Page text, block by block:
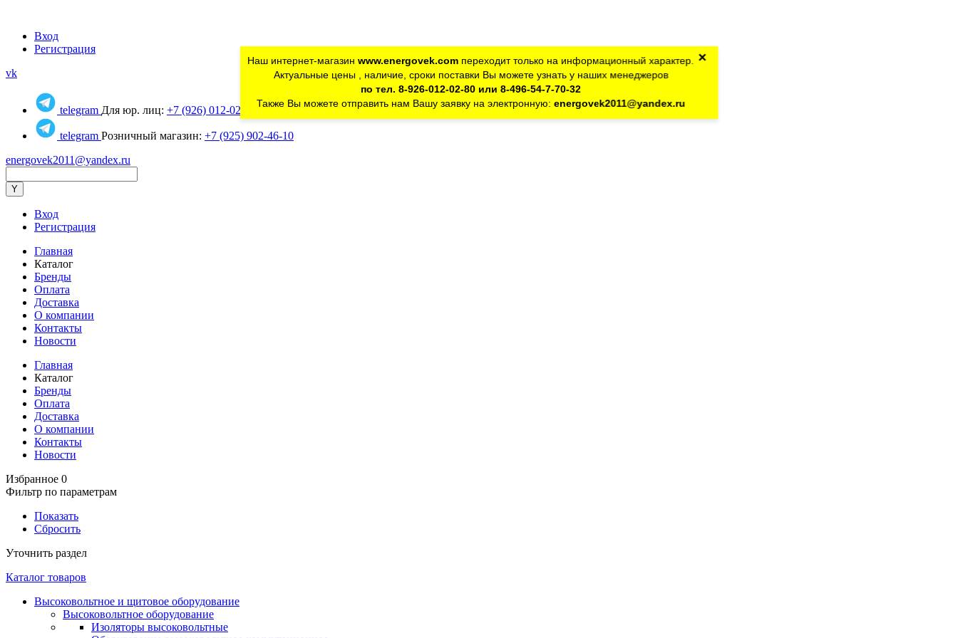
Вход
Регистрация
vk
telegram Для юр. лиц: +7 (926) 012-02-80
telegram Розничный магазин: +7 (925) 902-46-10
energovek2011@yandex.ru
Наш интернет-магазин www.energovek.comпереходит только на информационный характер.
Актуальные цены , наличие, сроки поставки Вы можете узнать у наших менеджеров
по тел. 8-926-012-02-80 или 8-496-54-7-70-32
Также Вы можете отправить нам Вашу заявку на электронную: energovek2011@yandex.ru
×
Вход
Регистрация
Главная
Каталог
Бренды
Оплата
Доставка
О компании
Контакты
Новости
Главная
Каталог
Бренды
Оплата
Доставка
О компании
Контакты
Новости
Избранное 0
Фильтр по параметрам
Показать
Сбросить
Уточнить раздел
Каталог товаров
Высоковольтное и щитовое оборудование
Высоковольтное оборудование
Изоляторы высоковольтные